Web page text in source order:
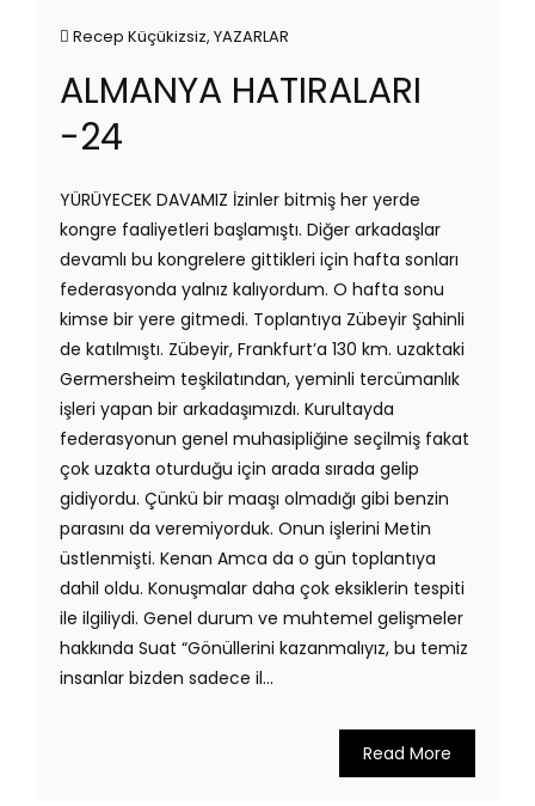
Recep Küçükizsiz, YAZARLAR
ALMANYA HATIRALARI
-24
YÜRÜYECEK DAVAMIZ İzinler bitmiş her yerde
kongre faaliyetleri başlamıştı. Diğer arkadaşlar
devamlı bu kongrelere gittikleri için hafta sonları
federasyonda yalnız kalıyordum. O hafta sonu
kimse bir yere gitmedi. Toplantıya Zübeyir Şahinli
de katılmıştı. Zübeyir, Frankfurt’a 130 km. uzaktaki
Germersheim teşkilatından, yeminli tercümanlık
işleri yapan bir arkadaşımızdı. Kurultayda
federasyonun genel muhasipliğine seçilmiş fakat
çok uzakta oturduğu için arada sırada gelip
gidiyordu. Çünkü bir maaşı olmadığı gibi benzin
parasını da veremiyorduk. Onun işlerini Metin
üstlenmişti. Kenan Amca da o gün toplantıya
dahil oldu. Konuşmalar daha çok eksiklerin tespiti
ile ilgiliydi. Genel durum ve muhtemel gelişmeler
hakkında Suat “Gönüllerini kazanmalıyız, bu temiz
insanlar bizden sadece il...
Read More